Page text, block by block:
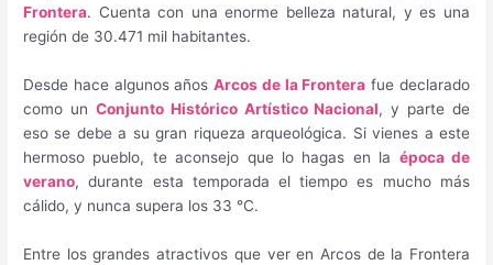
Frontera. Cuenta con una enorme belleza natural, y es una
región de 30.471 mil habitantes.
Desde hace algunos añosArcos de la Frontera fue declarado
como un Conjunto Histórico Artístico Nacional, y parte de
eso se debe a su gran riqueza arqueológica. Si vienes a este
hermoso pueblo, te aconsejo que lo hagas en la época de
verano, durante esta temporada el tiempo es mucho más
cálido, y nunca supera los 33 °C.
Entre los grandes atractivos que ver en Arcos de la Frontera